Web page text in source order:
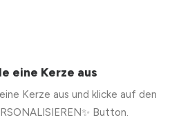
eine Kerze aus
Kerze aus und klicke auf den
Button.